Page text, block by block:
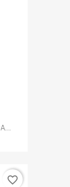
favorite_border